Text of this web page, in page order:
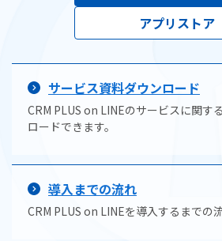
アプリストア
サービス資料ダウンロード
CRM PLUS on LINEのサービスに関す
ロードできます。
導入までの流れ
CRM PLUS on LINEを導入するまでの